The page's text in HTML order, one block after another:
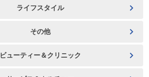
ライフスタイル
その他
ビューティー＆クリニック